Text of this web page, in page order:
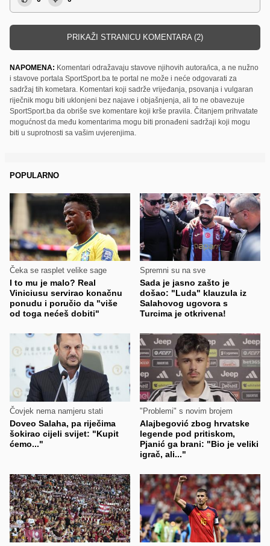
PRIKAŽI STRANICU KOMENTARA (2)
NAPOMENA: Komentari odražavaju stavove njihovih autora/ica, a ne nužno
i stavove portala SportSport.ba te portal ne može i neće odgovarati za
sadržaj tih kometara. Komentari koji sadrže vrijeđanja, psovanja i vulgaran
riječnik mogu biti uklonjeni bez najave i objašnjenja, ali to ne obavezuje
SportSport.ba da obriše sve komentare koji krše pravila. Čitanjem prihvatate
mogućnost da među komentarima mogu biti pronađeni sadržaji koji mogu
biti u suprotnosti sa vašim uvjerenjima.
POPULARNO
Čeka se rasplet velike sage
I to mu je malo? Real
Viniciusu servirao konačnu
ponudu i poručio da "više
od toga nećeš dobiti"
Spremni su na sve
Sada je jasno zašto je
došao: "Luda" klauzula iz
Salahovog ugovora s
Turcima je otkrivena!
Čovjek nema namjeru stati
Doveo Salaha, pa riječima
šokirao cijeli svijet: "Kupit
ćemo..."
"Problemi" s novim brojem
Alajbegović zbog hrvatske
legende pod pritiskom,
Pjanić ga brani: "Bio je veliki
igrač, ali..."